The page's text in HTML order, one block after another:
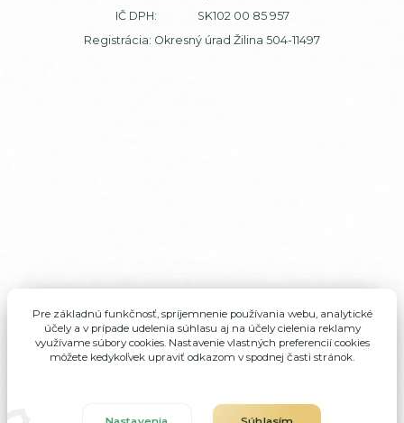
IČ DPH: SK102 00 85 957
Registrácia: Okresný úrad Žilina 504-11497
Pre základnú funkčnosť, spríjemnenie používania webu, analytické
účely a v prípade udelenia súhlasu aj na účely cielenia reklamy
využívame súbory cookies. Nastavenie vlastných preferencií cookies
môžete kedykoľvek upraviť odkazom v spodnej časti stránok.